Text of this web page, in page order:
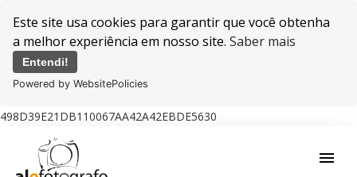
Este site usa cookies para garantir que você obtenha
a melhor experiência em nosso site. Saber mais
Entendi!
Powered by WebsitePolicies
498D39E21DB110067AA42A42EBDE5630
menu